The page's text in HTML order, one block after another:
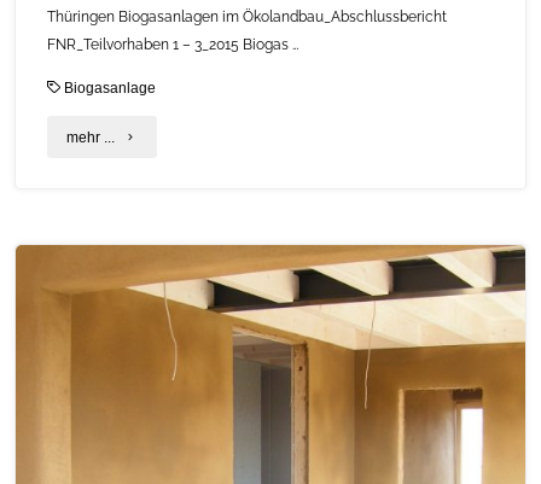
Thüringen Biogasanlagen im Ökolandbau_Abschlussbericht
FNR_Teilvorhaben 1 – 3_2015 Biogas …
Biogasanlage
mehr ... "Biogas
Informationsmaterial